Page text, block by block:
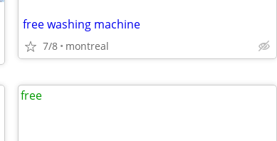
free washing machine
7/8 montreal
free